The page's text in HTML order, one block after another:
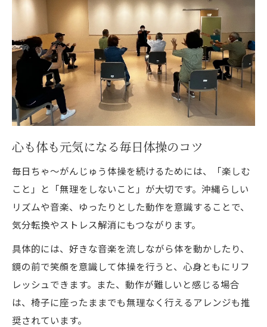
心も体も元気になる毎日体操のコツ
毎日ちゃ～がんじゅう体操を続けるためには、「楽しむ
こと」と「無理をしないこと」が大切です。沖縄らしい
リズムや音楽、ゆったりとした動作を意識することで、
気分転換やストレス解消にもつながります。
具体的には、好きな音楽を流しながら体を動かしたり、
鏡の前で笑顔を意識して体操を行うと、心身ともにリフ
レッシュできます。また、動作が難しいと感じる場合
は、椅子に座ったままでも無理なく行えるアレンジも推
奨されています。